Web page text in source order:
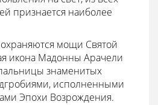
признается наиболее
мощи Святой
икона Мадонны Арачели
знаменитых
исполненными
Эпохи Возрождения.